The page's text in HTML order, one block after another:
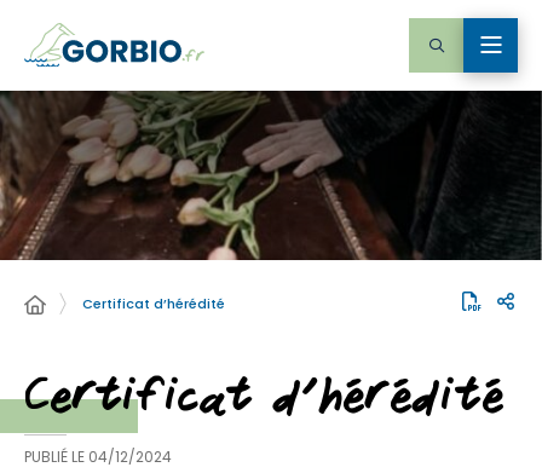
Certificat d’hérédité
Certificat d’hérédité
PUBLIÉ LE 04/12/2024